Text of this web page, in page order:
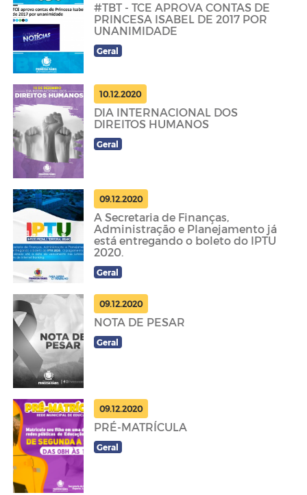
#TBT - TCE APROVA CONTAS DE
PRINCESA ISABEL DE 2017 POR
UNANIMIDADE
Geral
10.12.2020
DIA INTERNACIONAL DOS
DIREITOS HUMANOS
Geral
09.12.2020
A Secretaria de Finanças,
Administração e Planejamento já
está entregando o boleto do IPTU
2020.
Geral
09.12.2020
NOTA DE PESAR
Geral
09.12.2020
PRÉ-MATRÍCULA
Geral